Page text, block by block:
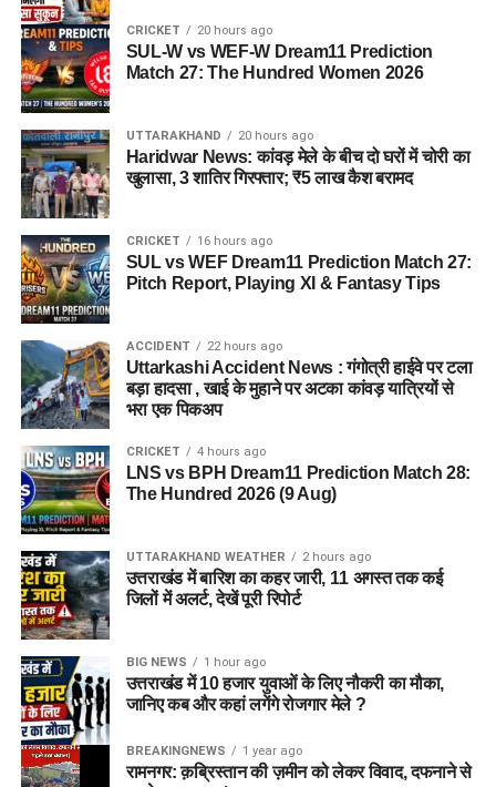
CRICKET 20 hours ago
SUL-W vs WEF-W Dream11 Prediction
Match 27: The Hundred Women 2026
UTTARAKHAND 20 hours ago
Haridwar News: कांवड़ मेले के बीच दो घरों में चोरी का
खुलासा, 3 शातिर गिरफ्तार; ₹5 लाख कैश बरामद
CRICKET 16 hours ago
SUL vs WEF Dream11 Prediction Match 27:
Pitch Report, Playing XI & Fantasy Tips
ACCIDENT 22 hours ago
Uttarkashi Accident News : गंगोत्री हाईवे पर टला
बड़ा हादसा , खाई के मुहाने पर अटका कांवड़ यात्रियों से
भरा एक पिकअप
CRICKET 4 hours ago
LNS vs BPH Dream11 Prediction Match 28:
The Hundred 2026 (9 Aug)
UTTARAKHAND WEATHER 2 hours ago
उत्तराखंड में बारिश का कहर जारी, 11 अगस्त तक कई
जिलों में अलर्ट, देखें पूरी रिपोर्ट
BIG NEWS 1 hour ago
उत्तराखंड में 10 हजार युवाओं के लिए नौकरी का मौका,
जानिए कब और कहां लगेंगे रोजगार मेले ?
BREAKINGNEWS 1 year ago
रामनगर: क़ब्रिस्तान की ज़मीन को लेकर विवाद, दफनाने से